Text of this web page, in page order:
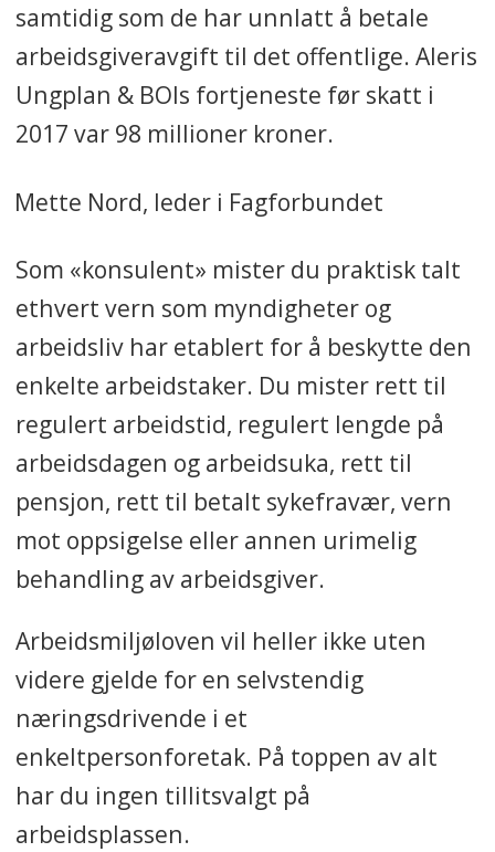
samtidig som de har unnlatt å betale
arbeidsgiveravgift til det offentlige. Aleris
Ungplan & BOIs fortjeneste før skatt i
2017 var 98 millioner kroner.
Mette Nord, leder i Fagforbundet
Som «konsulent» mister du praktisk talt
ethvert vern som myndigheter og
arbeidsliv har etablert for å beskytte den
enkelte arbeidstaker. Du mister rett til
regulert arbeidstid, regulert lengde på
arbeidsdagen og arbeidsuka, rett til
pensjon, rett til betalt sykefravær, vern
mot oppsigelse eller annen urimelig
behandling av arbeidsgiver.
Arbeidsmiljøloven vil heller ikke uten
videre gjelde for en selvstendig
næringsdrivende i et
enkeltpersonforetak. På toppen av alt
har du ingen tillitsvalgt på
arbeidsplassen.